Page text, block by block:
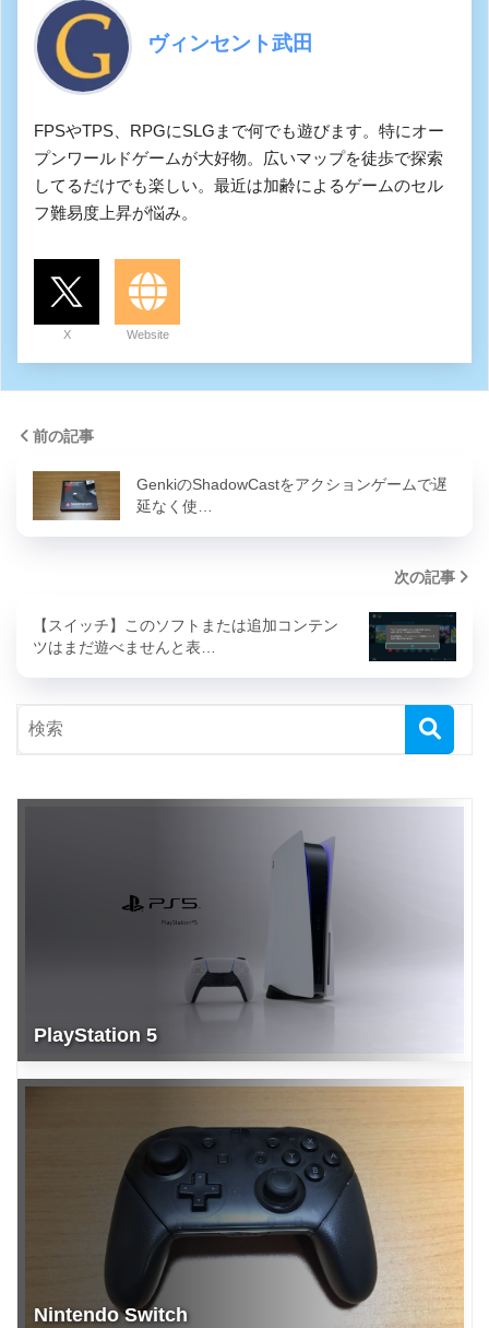
ヴィンセント武田
FPSやTPS、RPGにSLGまで何でも遊びます。特にオー
プンワールドゲームが大好物。広いマップを徒歩で探索
してるだけでも楽しい。最近は加齢によるゲームのセル
フ難易度上昇が悩み。
X Website
前の記事
GenkiのShadowCastをアクションゲームで遅
延なく使…
次の記事
【スイッチ】このソフトまたは追加コンテン
ツはまだ遊べませんと表…
PlayStation 5
Nintendo Switch